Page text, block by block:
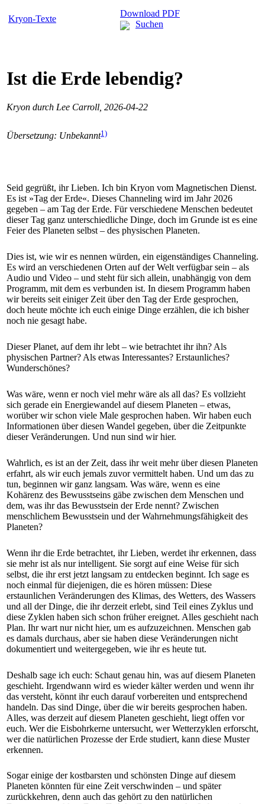
Kryon-Texte
Download PDF
Suchen
Ist die Erde lebendig?
Kryon durch Lee Carroll, 2026-04-22
Übersetzung: Unbekannt1)
Seid gegrüßt, ihr Lieben. Ich bin Kryon vom Magnetischen Dienst.
Es ist »Tag der Erde«. Dieses Channeling wird im Jahr 2026
gegeben – am Tag der Erde. Für verschiedene Menschen bedeutet
dieser Tag ganz unterschiedliche Dinge, doch im Grunde ist es eine
Feier des Planeten selbst – des physischen Planeten.
Dies ist, wie wir es nennen würden, ein eigenständiges Channeling.
Es wird an verschiedenen Orten auf der Welt verfügbar sein – als
Audio und Video – und steht für sich allein, unabhängig von dem
Programm, mit dem es verbunden ist. In diesem Programm haben
wir bereits seit einiger Zeit über den Tag der Erde gesprochen,
doch heute möchte ich euch einige Dinge erzählen, die ich bisher
noch nie gesagt habe.
Dieser Planet, auf dem ihr lebt – wie betrachtet ihr ihn? Als
physischen Partner? Als etwas Interessantes? Erstaunliches?
Wunderschönes?
Was wäre, wenn er noch viel mehr wäre als all das? Es vollzieht
sich gerade ein Energiewandel auf diesem Planeten – etwas,
worüber wir schon viele Male gesprochen haben. Wir haben euch
Informationen über diesen Wandel gegeben, über die Zeitpunkte
dieser Veränderungen. Und nun sind wir hier.
Wahrlich, es ist an der Zeit, dass ihr weit mehr über diesen Planeten
erfahrt, als wir euch jemals zuvor vermittelt haben. Und um das zu
tun, beginnen wir ganz langsam. Was wäre, wenn es eine
Kohärenz des Bewusstseins gäbe zwischen dem Menschen und
dem, was ihr das Bewusstsein der Erde nennt? Zwischen
menschlichem Bewusstsein und der Wahrnehmungsfähigkeit des
Planeten?
Wenn ihr die Erde betrachtet, ihr Lieben, werdet ihr erkennen, dass
sie mehr ist als nur intelligent. Sie sorgt auf eine Weise für sich
selbst, die ihr erst jetzt langsam zu entdecken beginnt. Ich sage es
noch einmal für diejenigen, die es hören müssen: Diese
erstaunlichen Veränderungen des Klimas, des Wetters, des Wassers
und all der Dinge, die ihr derzeit erlebt, sind Teil eines Zyklus und
diese Zyklen haben sich schon früher ereignet. Alles geschieht nach
Plan. Ihr wart nur nicht hier, um es aufzuzeichnen. Menschen gab
es damals durchaus, aber sie haben diese Veränderungen nicht
dokumentiert und weitergegeben, wie ihr es heute tut.
Deshalb sage ich euch: Schaut genau hin, was auf diesem Planeten
geschieht. Irgendwann wird es wieder kälter werden und wenn ihr
das versteht, könnt ihr euch darauf vorbereiten und entsprechend
handeln. Das sind Dinge, über die wir bereits gesprochen haben.
Alles, was derzeit auf diesem Planeten geschieht, liegt offen vor
euch. Wer die Eisbohrkerne untersucht, wer Wetterzyklen erforscht,
wer die natürlichen Prozesse der Erde studiert, kann diese Muster
erkennen.
Sogar einige der kostbarsten und schönsten Dinge auf diesem
Planeten könnten für eine Zeit verschwinden – und später
zurückkehren, denn auch das gehört zu den natürlichen